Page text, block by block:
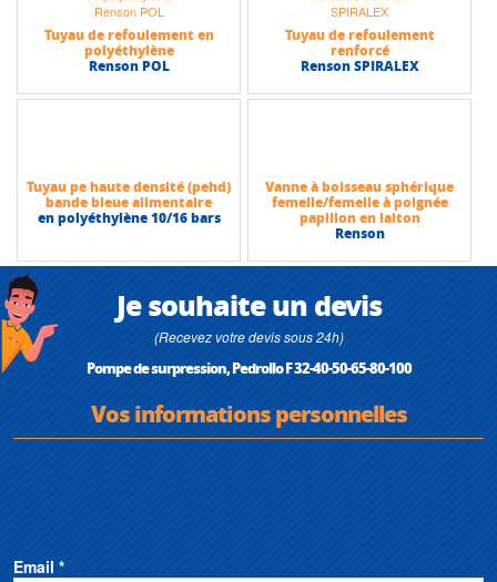
Tuyau de refoulement en
polyéthylène
Renson POL
Tuyau de refoulement
renforcé
Renson SPIRALEX
Tuyau pe haute densité (pehd)
bande bleue alimentaire
en polyéthylène 10/16 bars
Vanne à boisseau sphérique
femelle/femelle à poignée
papillon en laiton
Renson
Je souhaite un devis
(Recevez votre devis sous 24h)
Pompe de surpression, Pedrollo F 32-40-50-65-80-100
Vos informations personnelles
Email *